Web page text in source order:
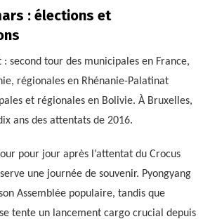
: élections et
: second tour des municipales en France,
régionales en Rhénanie-Palatinat
et régionales en Bolivie. À Bruxelles,
ans des attentats de 2016.
pour jour après l’attentat du Crocus
une journée de souvenir. Pyongyang
Assemblée populaire, tandis que
tente un lancement cargo crucial depuis